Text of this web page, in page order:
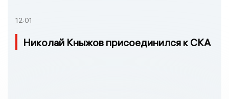
12:01
Николай Кныжов присоединился к СКА